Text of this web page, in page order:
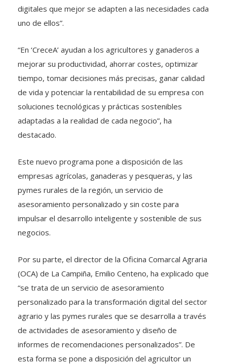
digitales que mejor se adapten a las necesidades cada
uno de ellos”.
“En ‘CreceA’ ayudan a los agricultores y ganaderos a
mejorar su productividad, ahorrar costes, optimizar
tiempo, tomar decisiones más precisas, ganar calidad
de vida y potenciar la rentabilidad de su empresa con
soluciones tecnológicas y prácticas sostenibles
adaptadas a la realidad de cada negocio”, ha
destacado.
Este nuevo programa pone a disposición de las
empresas agrícolas, ganaderas y pesqueras, y las
pymes rurales de la región, un servicio de
asesoramiento personalizado y sin coste para
impulsar el desarrollo inteligente y sostenible de sus
negocios.
Por su parte, el director de la Oficina Comarcal Agraria
(OCA) de La Campiña, Emilio Centeno, ha explicado que
“se trata de un servicio de asesoramiento
personalizado para la transformación digital del sector
agrario y las pymes rurales que se desarrolla a través
de actividades de asesoramiento y diseño de
informes de recomendaciones personalizados”. De
esta forma se pone a disposición del agricultor un